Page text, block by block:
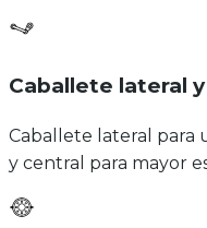
Caballete lateral
Caballete lateral para
y central para mayor